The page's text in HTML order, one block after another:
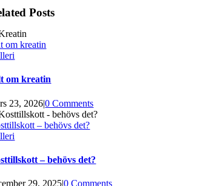
Posts
om kreatin
om kreatin
23, 2026|0 Comments
– behövs det?
– behövs det?
29, 2025|0 Comments